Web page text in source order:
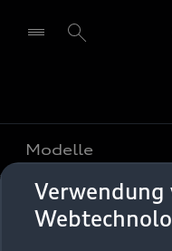
Modelle
Alle Modelle
Kaufen & leasen
Verwendung